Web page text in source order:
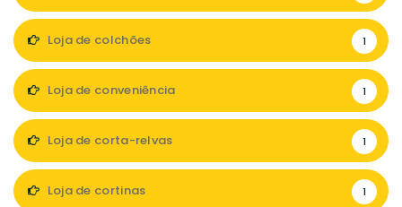
Loja de colchões 1
Loja de conveniência 1
Loja de corta-relvas 1
Loja de cortinas 1